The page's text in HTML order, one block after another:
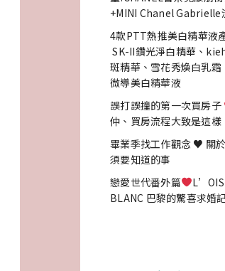
+MINI Chanel Gabrielle
4款PTT熱推美白精華液
SK-II鑽光淨白精華、
斑精華、雪花秀煥白乳霜
微導美白精華液
誤打誤撞的第一次買房子
仲、買房流程大致是這樣
畢業季找工作觀念 ♥ 關
須要知道的事
戀愛世代番外篇
BLANC 巴黎的驚喜求婚